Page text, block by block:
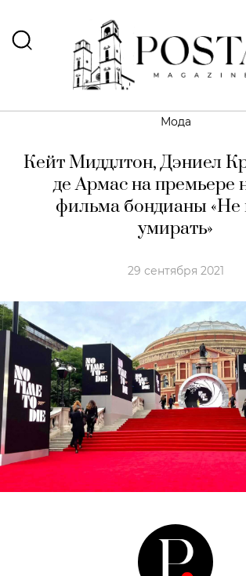
Мода
Кейт Миддлтон, Дэниел
де Армас на премьере
фильма бондианы «Не
умирать»
29 сентября 2021